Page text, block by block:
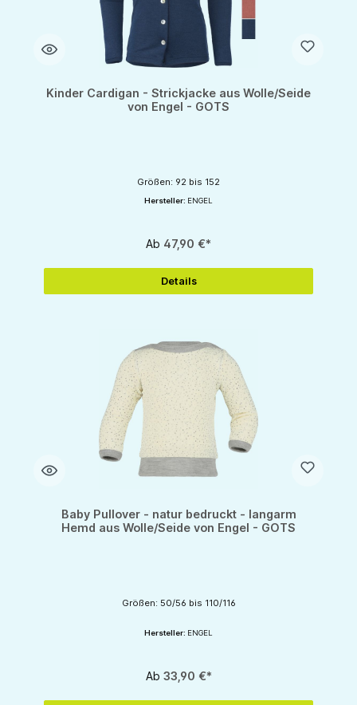
Kinder Cardigan - Strickjacke aus Wolle/Seide
von Engel - GOTS
Größen: 92 bis 152
Hersteller: ENGEL
Ab 47,90 €*
Details
Baby Pullover - natur bedruckt - langarm
Hemd aus Wolle/Seide von Engel - GOTS
Größen: 50/56 bis 110/116
Hersteller: ENGEL
Ab 33,90 €*